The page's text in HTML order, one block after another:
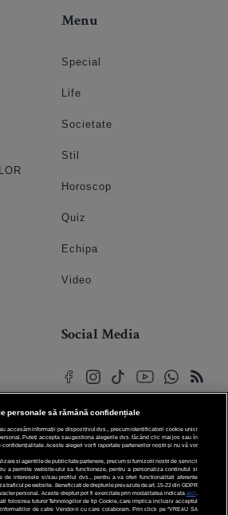
Menu
Special
Life
Societate
Stil
Horoscop
Quiz
Echipa
Video
Social Media
© 2026 Internet Corp SRL
Toate drepturile rezervate
personale să rămână confidențiale
accesăm informații pe dispozitivul dvs., precum identificatorii cookie unici
Puteți accepta sau gestiona alegerile dvs. făcând clic mai jos sau în
Aceste alegeri vor fi raportate partenerilor noștri și nu vă vor
si agentiile de publicitate partenere, precum si furnizorii nostri de servicii
a permite website-ului sa functioneze, pentru a personaliza continutul si
de interesele si/sau profilul dvs., pentru a va oferi functionalitati aferente
traficul pe website. Beneficiati de drepturile prevazute de art. 15-22 din GDPR
personal. Aceste drepturi pot fi exercitate prin modalitatea indicata aici
folosirea tuturor Tehnologiilor de tip Cookie, care implica inclusiv acceptul
de catre Vendor-ii cu care colaboram. Prin click pe “VREAU SA